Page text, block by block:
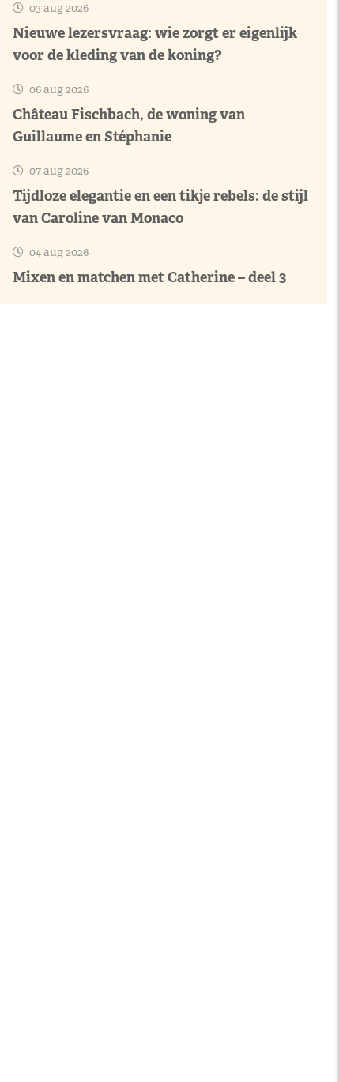
03 aug 2026
Nieuwe lezersvraag: wie zorgt er eigenlijk
voor de kleding van de koning?
06 aug 2026
Château Fischbach, de woning van
Guillaume en Stéphanie
07 aug 2026
Tijdloze elegantie en een tikje rebels: de stijl
van Caroline van Monaco
04 aug 2026
Mixen en matchen met Catherine – deel 3